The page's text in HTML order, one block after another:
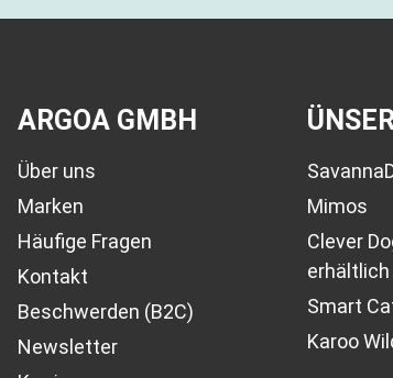
ARGOA GMBH
Über uns
Marken
Häufige Fragen
Kontakt
Beschwerden (B2C)
Newsletter
Mimos
Clever
erhältlich
Smart
Karoo